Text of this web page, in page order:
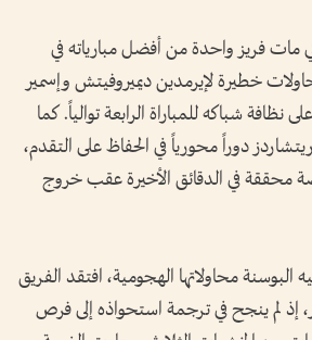
مات فريز واحدة من أفضل مبارياته في
خطيرة لإيرمدين ديميروفيتش وإسمير
نظافة شباكه للمباراة الرابعة توالياً. كما
دوراً محورياً في الحفاظ على التقدم،
محققة في الدقائق الأخيرة عقب خروج
محاولاتها الهجومية، افتقد الفريق
إذ لم ينجح في ترجمة استحواذه إلى فرص